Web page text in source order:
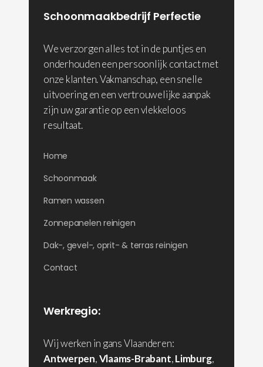
Schoonmaakbedrijf Perfectie
We verzorgen alles tot in de puntjes en
onderhouden een persoonlijk contact met
onze klanten. Vakmanschap, een snelle
uitvoering en een vertrouwelijke aanpak
zijn uw garantie op een vlekkeloos
resultaat.
Home
Schoonmaak
Ramen wassen
Zonnepanelen reinigen
Dak-, gevel-, oprit- & terras reinigen
Contact
Werkregio:
Wij werken in gans Vlaanderen:
Antwerpen,Vlaams-Brabant,Limburg,